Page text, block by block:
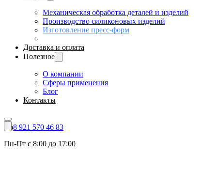
Механическая обработка деталей и изделий
Производство силиконовых изделий
Изготовление пресс-форм
Доставка и оплата
Полезное
О компании
Сферы применения
Блог
Контакты
8 921 570 46 83
Пн-Пт с 8:00 до 17:00